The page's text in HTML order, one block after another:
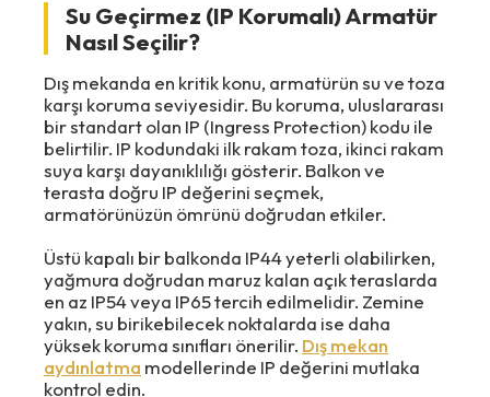
Su Geçirmez (IP Korumalı) Armatür
Nasıl Seçilir?
Dış mekanda en kritik konu, armatürün su ve toza
karşı koruma seviyesidir. Bu koruma, uluslararası
bir standart olan IP (Ingress Protection) kodu ile
belirtilir. IP kodundaki ilk rakam toza, ikinci rakam
suya karşı dayanıklılığı gösterir. Balkon ve
terasta doğru IP değerini seçmek,
armatörünüzün ömrünü doğrudan etkiler.
Üstü kapalı bir balkonda IP44 yeterli olabilirken,
yağmura doğrudan maruz kalan açık teraslarda
en az IP54 veya IP65 tercih edilmelidir. Zemine
yakın, su birikebilecek noktalarda ise daha
yüksek koruma sınıfları önerilir. Dış mekan
aydınlatma modellerinde IP değerini mutlaka
kontrol edin.